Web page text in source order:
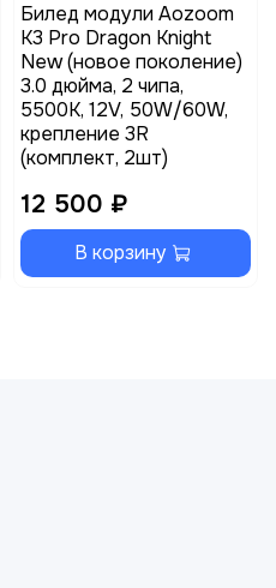
Билед модули Aozoom
K3 Pro Dragon Knight
New (новое поколение)
3.0 дюйма, 2 чипа,
5500K, 12V, 50W/60W,
крепление 3R
(комплект, 2шт)
12 500 ₽
В корзину